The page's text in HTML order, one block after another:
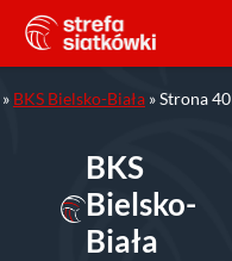
» BKS Bielsko-Biała »Strona 40
BKS
Bielsko-
Biała